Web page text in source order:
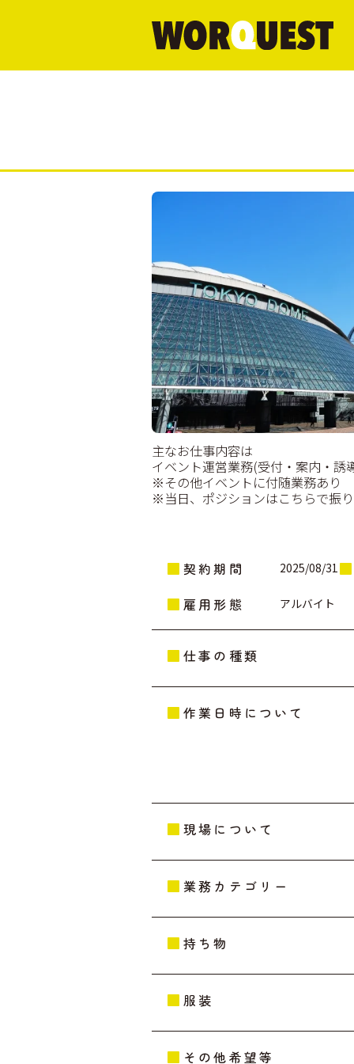
主なお仕事内容は
イベント運営業務(受付・案内・
※その他イベントに付随業務あり
※当日、ポジションはこちらで振
契約期間 2025/08/31
雇用形態 アルバイト
仕事の種類
作業日時について
現場について
業務カテゴリー
持ち物
服装
その他希望等